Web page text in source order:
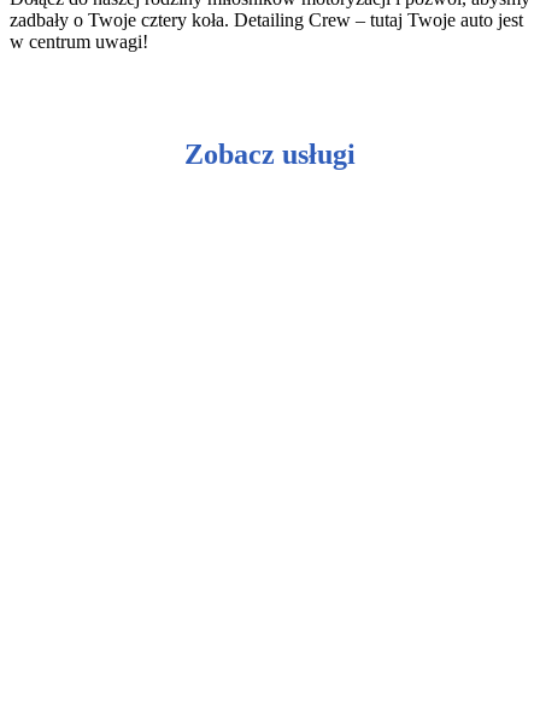
zadbały o Twoje cztery koła. Detailing Crew – tutaj Twoje auto jest
w centrum uwagi!
Zobacz usługi